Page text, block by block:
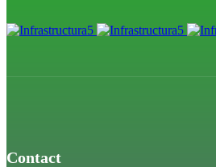
Contact